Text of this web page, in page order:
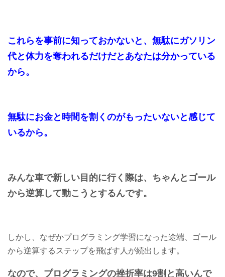
これらを事前に知っておかないと、無駄にガソリン
代と体力を奪われるだけだとあなたは分かっている
から。
無駄にお金と時間を割くのがもったいないと感じて
いるから。
みんな車で新しい目的に行く際は、ちゃんとゴール
から逆算して動こうとするんです。
しかし、なぜかプログラミング学習になった途端、ゴール
から逆算するステップを飛ばす人が続出します。
なので、プログラミングの挫折率は9割と高いんで